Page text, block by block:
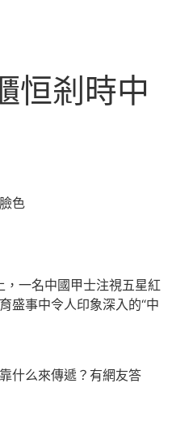
恒剎時中
色
一名中國甲士注視五星紅
盛事中令人印象深入的“中
么來傳遞？有網友答